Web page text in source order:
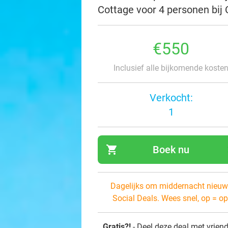
Cottage voor 4 personen bij
€550
Inclusief alle bijkomende kosten
Verkocht:
1
shopping_cart Boek nu
Dagelijks om middernacht
Social Deals. Wees snel, op =